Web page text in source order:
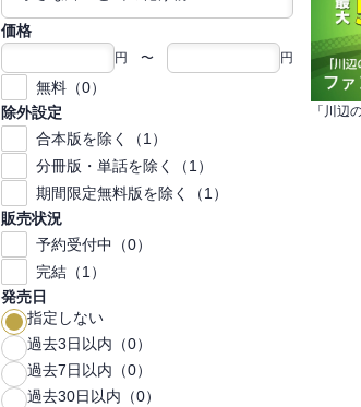
価格
円 〜 円
無料（0）
除外設定
合本版を除く（1）
分冊版・単話を除く（1）
期間限定無料版を除く（1）
販売状況
予約受付中（0）
完結（1）
発売日
指定しない
過去3日以内（0）
過去7日以内（0）
過去30日以内（0）